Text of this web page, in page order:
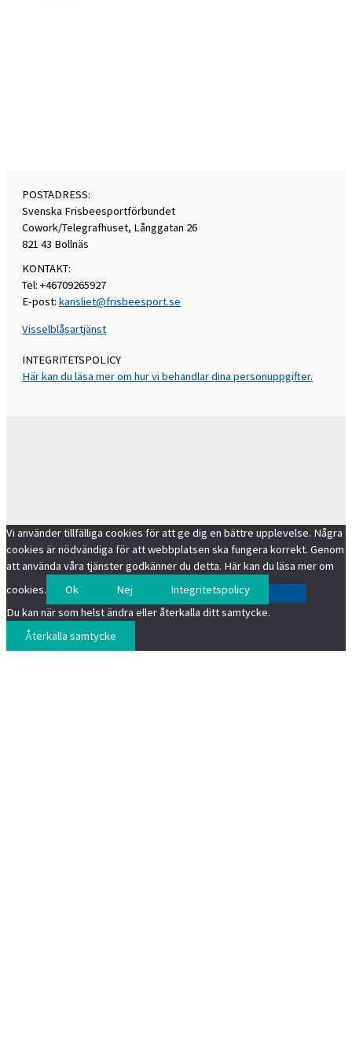
POSTADRESS:
Svenska Frisbeesportförbundet
Cowork/Telegrafhuset, Långgatan 26
821 43 Bollnäs
KONTAKT:
Tel: +46709265927
E-post: kansliet@frisbeesport.se
Visselblåsartjänst
INTEGRITETSPOLICY
Här kan du läsa mer om hur vi behandlar dina personuppgifter.
Vi använder tillfälliga cookies för att ge dig en bättre upplevelse. Några
cookies är nödvändiga för att webbplatsen ska fungera korrekt. Genom
att använda våra tjänster godkänner du detta. Här kan du läsa mer om
cookies.
Ok Nej
Integritetspolicy
Du kan när som helst ändra eller återkalla ditt samtycke.
Återkalla samtycke